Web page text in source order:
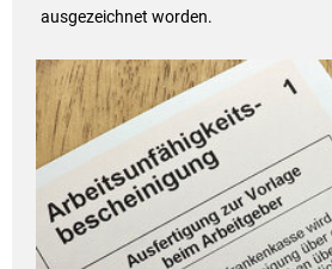
ausgezeichnet worden.